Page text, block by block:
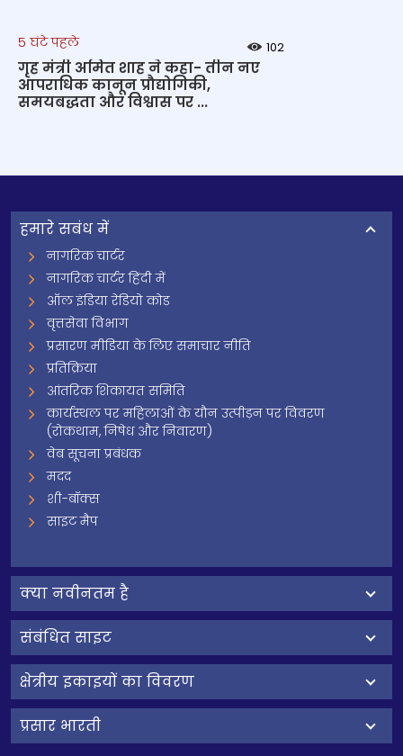
5 घंटे पहले 102
गृह मंत्री अमित शाह ने कहा- तीन नए
आपराधिक कानून प्रौद्योगिकी,
समयबद्धता और विश्वास पर ...
हमारे सबंध में
नागरिक चार्टर
नागरिक चार्टर हिंदी में
ऑल इंडिया रेडियो कोड
वृत्तसेवा विभाग
प्रसारण मीडिया के लिए समाचार नीति
प्रतिक्रिया
आंतरिक शिकायत समिति
कार्यस्थल पर महिलाओं के यौन उत्पीड़न पर विवरण
(रोकथाम, निषेध और निवारण)
वेब सूचना प्रबंधक
मदद
शी-बॉक्स
साइट मैप
क्‍या नवीनतम है
संबंधित साइट
क्षेत्रीय इकाइयों का विवरण
प्रसार भारती